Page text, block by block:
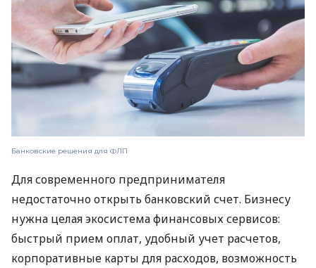
Банковские решения для ФЛП
Для современного предпринимателя
недостаточно открыть банковский счет. Бизнесу
нужна целая экосистема финансовых сервисов:
быстрый прием оплат, удобный учет расчетов,
корпоративные карты для расходов, возможность